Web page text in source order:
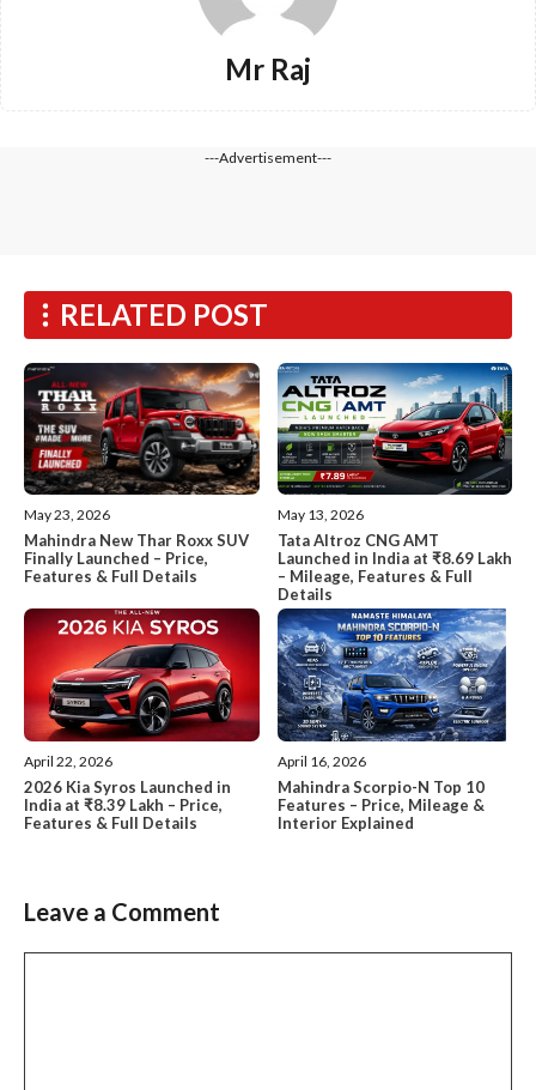
Mr Raj
---Advertisement---
RELATED POST
May 23, 2026
Mahindra New Thar Roxx SUV
Finally Launched – Price,
Features & Full Details
May 13, 2026
Tata Altroz CNG AMT
Launched in India at ₹8.69 Lakh
– Mileage, Features & Full
Details
April 22, 2026
2026 Kia Syros Launched in
India at ₹8.39 Lakh – Price,
Features & Full Details
April 16, 2026
Mahindra Scorpio-N Top 10
Features – Price, Mileage &
Interior Explained
Leave a Comment